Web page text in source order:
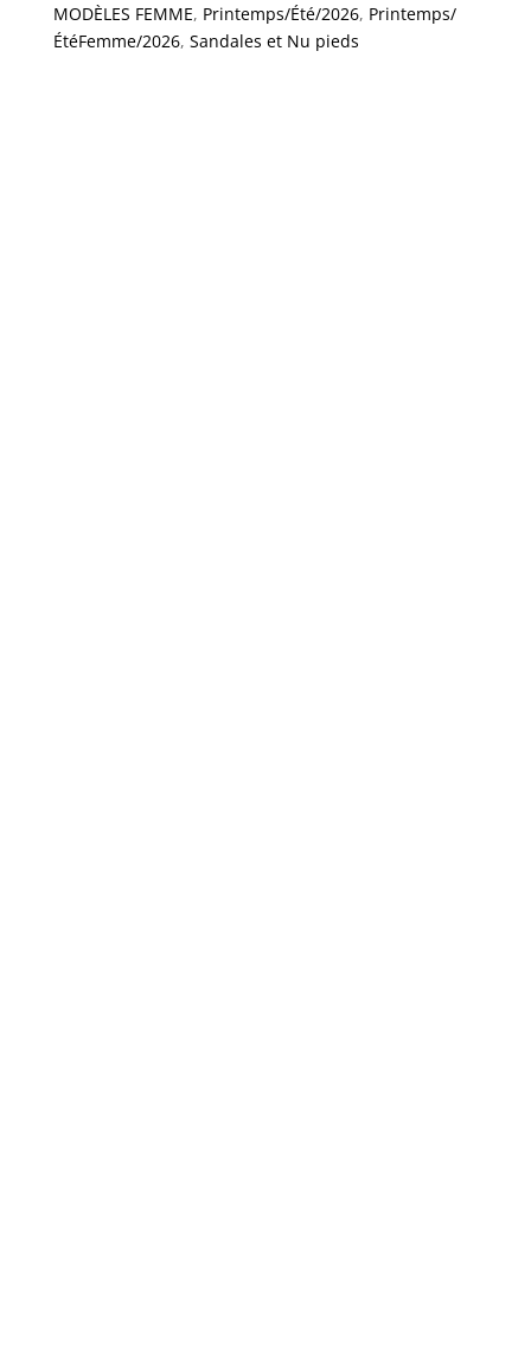
MODÈLES FEMME, Printemps/Été/2026, Printemps/
ÉtéFemme/2026, Sandales et Nu pieds